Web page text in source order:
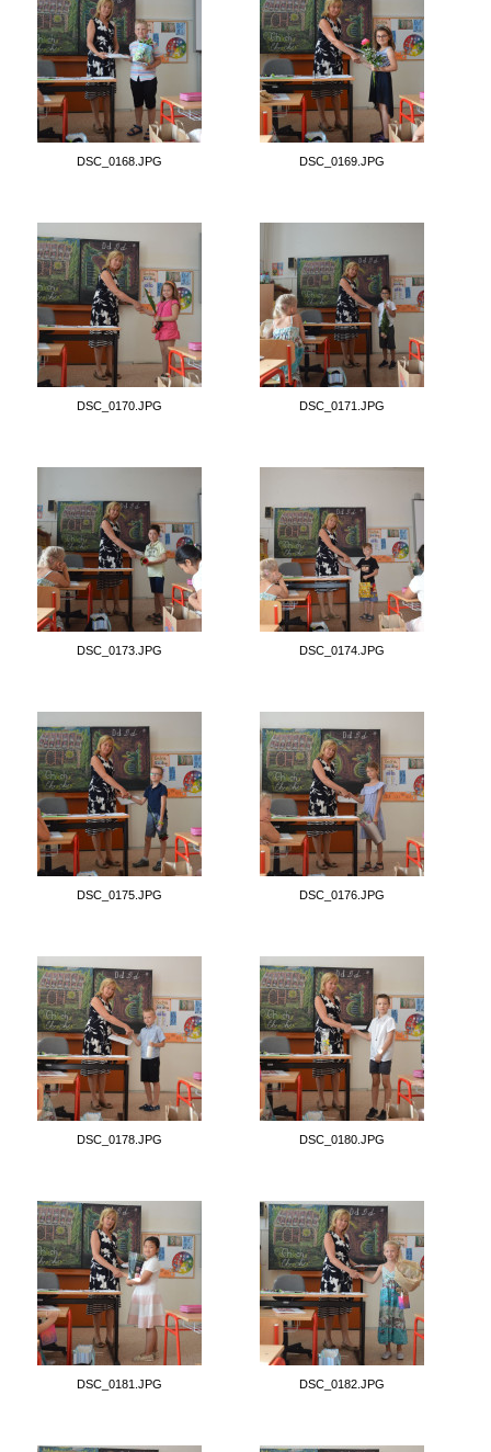
DSC_0168.JPG DSC_0169.JPG
DSC_0170.JPG DSC_0171.JPG
DSC_0173.JPG DSC_0174.JPG
DSC_0175.JPG DSC_0176.JPG
DSC_0178.JPG DSC_0180.JPG
DSC_0181.JPG DSC_0182.JPG